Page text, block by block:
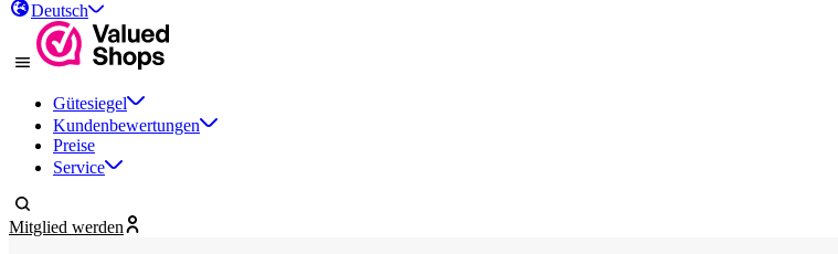
Deutsch
Gütesiegel
Kundenbewertungen
Preise
Service
Mitglied werden